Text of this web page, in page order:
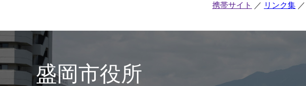
携帯サイト リンク集
盛岡市役所